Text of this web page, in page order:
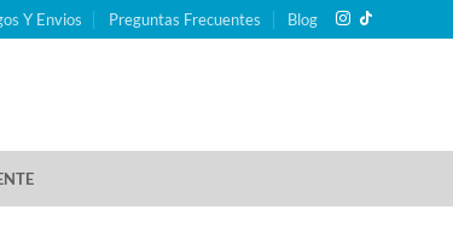
Y Envios Preguntas Frecuentes Blog